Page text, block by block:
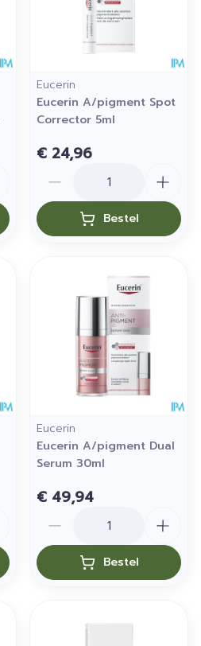
Eucerin
Eucerin A/pigment Spot
Corrector 5ml
€ 24,96
Bestel
Eucerin
Eucerin A/pigment Dual
Serum 30ml
€ 49,94
Bestel